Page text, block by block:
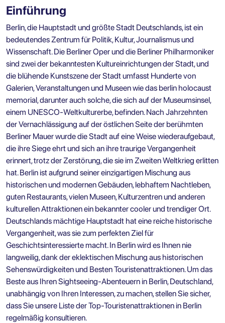
Einführung
Berlin, die Hauptstadt und größte Stadt Deutschlands, ist ein
bedeutendes Zentrum für Politik, Kultur, Journalismus und
Wissenschaft. Die Berliner Oper und die Berliner Philharmoniker
sind zwei der bekanntesten Kultureinrichtungen der Stadt, und
die blühende Kunstszene der Stadt umfasst Hunderte von
Galerien, Veranstaltungen und Museen wie das berlin holocaust
memorial, darunter auch solche, die sich auf der Museumsinsel,
einem UNESCO-Weltkulturerbe, befinden. Nach Jahrzehnten
der Vernachlässigung auf der östlichen Seite der berühmten
Berliner Mauer wurde die Stadt auf eine Weise wiederaufgebaut,
die ihre Siege ehrt und sich an ihre traurige Vergangenheit
erinnert, trotz der Zerstörung, die sie im Zweiten Weltkrieg erlitten
hat. Berlin ist aufgrund seiner einzigartigen Mischung aus
historischen und modernen Gebäuden, lebhaftem Nachtleben,
guten Restaurants, vielen Museen, Kulturzentren und anderen
kulturellen Attraktionen ein bekannter cooler und trendiger Ort.
Deutschlands mächtige Hauptstadt hat eine reiche historische
Vergangenheit, was sie zum perfekten Ziel für
Geschichtsinteressierte macht. In Berlin wird es Ihnen nie
langweilig, dank der eklektischen Mischung aus historischen
Sehenswürdigkeiten und Besten Touristenattraktionen. Um das
Beste aus Ihren Sightseeing-Abenteuern in Berlin, Deutschland,
unabhängig von Ihren Interessen, zu machen, stellen Sie sicher,
dass Sie unsere Liste der Top-Touristenattraktionen in Berlin
regelmäßig konsultieren.